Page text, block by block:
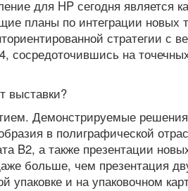
для HP сегодня является
планы по интеграции новых
стратегии с
сосредоточившись на
выставки?
Демонстрируемые
в полиграфической
а также презентации
больше, чем презентация
упаковке и на упаковочном